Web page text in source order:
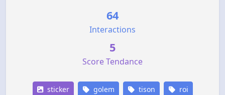
64
Interactions
5
Score Tendance
sticker golem tison roi